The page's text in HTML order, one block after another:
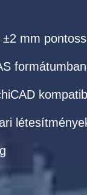
mm
formátumban